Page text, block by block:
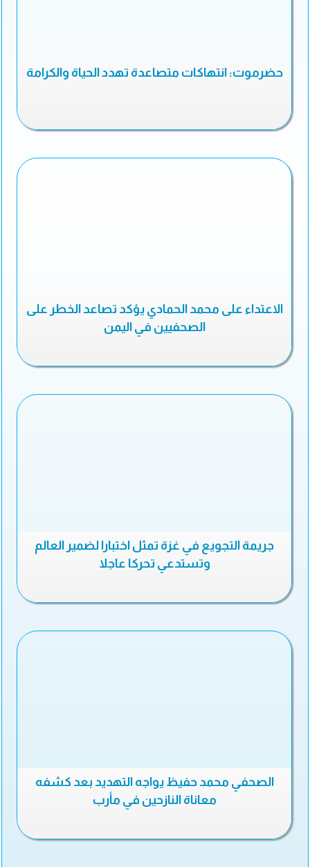
حضرموت: انتهاكات متصاعدة تهدد الحياة والكرامة
الاعتداء على محمد الحمادي يؤكد تصاعد الخطر على
الصحفيين في اليمن
جريمة التجويع في غزة تمثل اختبارا لضمير العالم
وتستدعي تحركا عاجلا
الصحفي محمد حفيظ يواجه التهديد بعد كشفه
معاناة النازحين في مأرب